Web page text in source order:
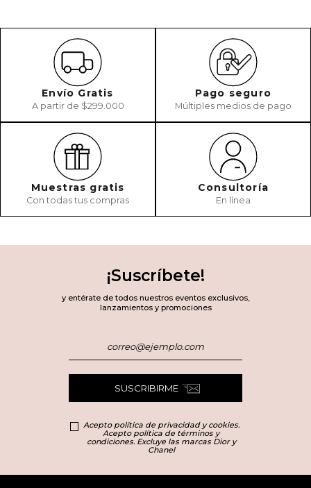
Envío Gratis
A partir de $299.000
Pago seguro
Múltiples medios de pago
Muestras gratis
Con todas tus compras
Consultoría
En línea
¡Suscríbete!
y entérate de todos nuestros eventos exclusivos,
lanzamientos y promociones
SUSCRIBIRME
Acepto política de privacidad y cookies.
Acepto política de términos y
condiciones. Excluye las marcas Dior y
Chanel